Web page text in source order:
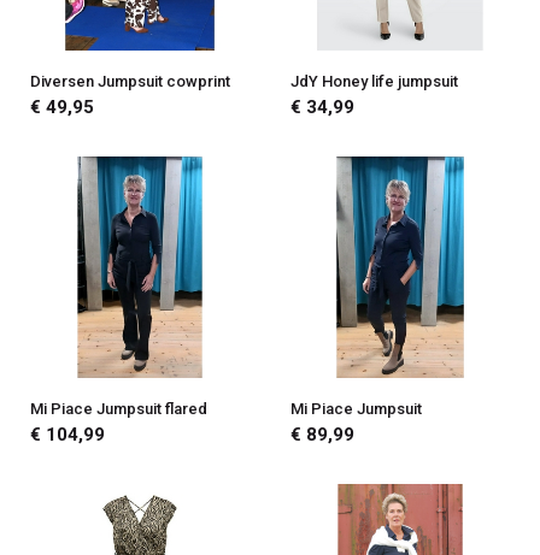
Diversen Jumpsuit cowprint
€ 49,95
JdY Honey life jumpsuit
€ 34,99
Mi Piace Jumpsuit flared
€ 104,99
Mi Piace Jumpsuit
€ 89,99